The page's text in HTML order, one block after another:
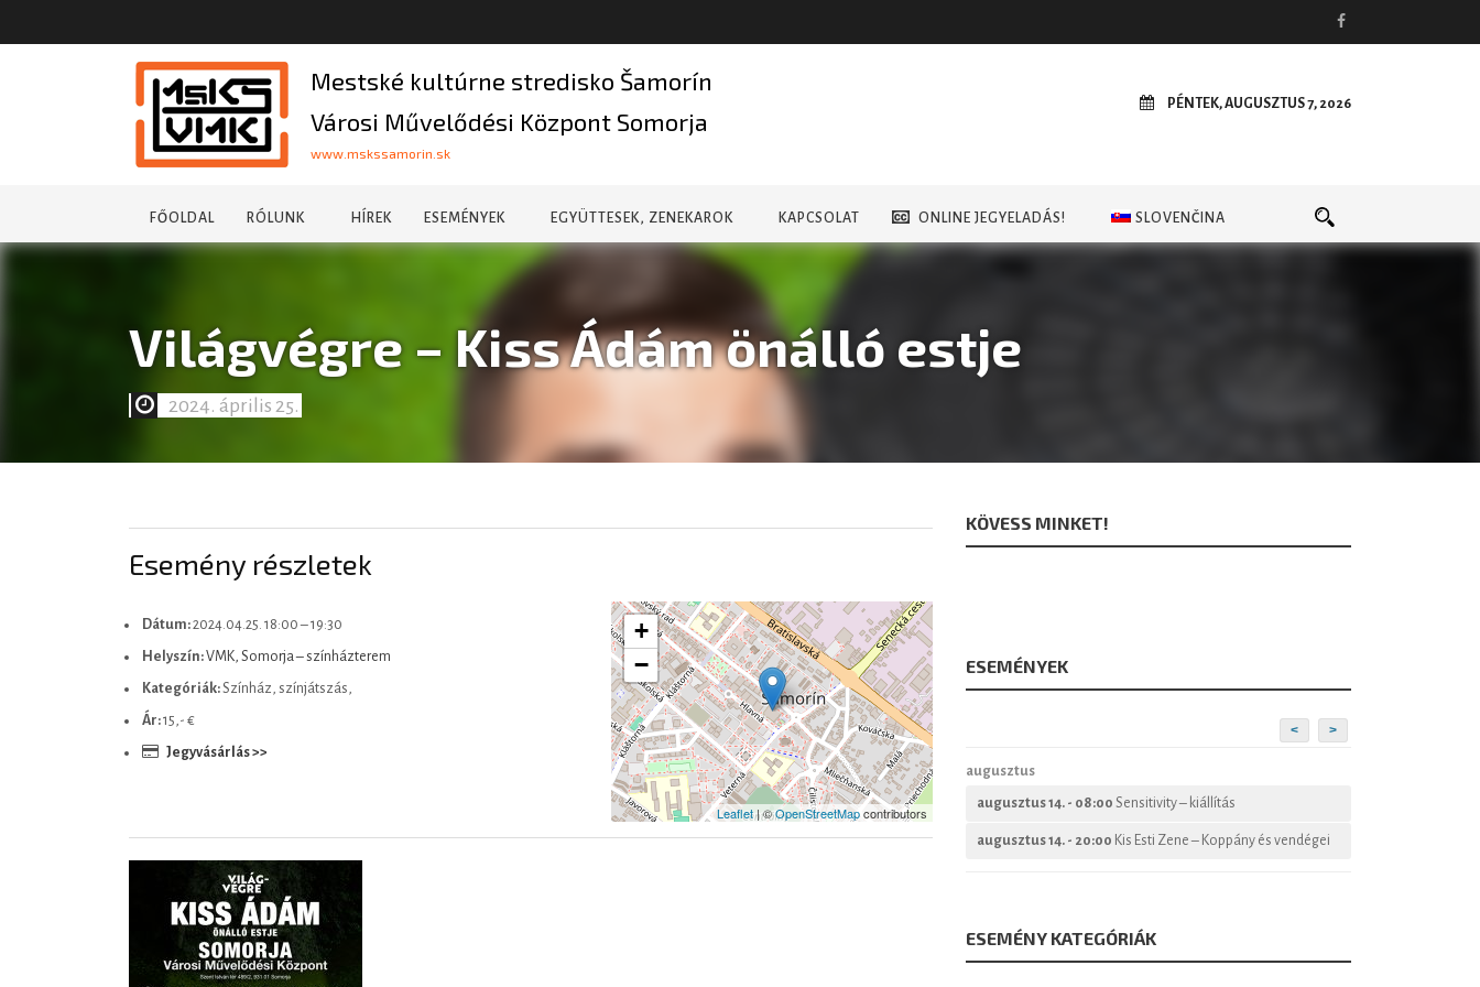
Mestské kultúrne stredisko Šamorín
Városi Művelődési Központ Somorja
www.mskssamorin.sk
PÉNTEK, AUGUSZTUS 7, 2026
FŐOLDAL RÓLUNK HÍREK ESEMÉNYEK EGYÜTTESEK, ZENEKAROK KAPCSOLAT ONLINE JEGYELADÁS! SLOVENČINA
Világvégre – Kiss Ádám önálló estje
2024. április 25.
Esemény részletek
Dátum:2024.04.25. 18:00–19:30
Helyszín:VMK, Somorja – színházterem
Kategóriák:Színház, színjátszás,
Ár:15,- €
Jegyvásárlás >>
+
−
Leaflet| ©OpenStreetMapcontributors
KÖVESS MINKET!
ESEMÉNYEK
< >
augusztus
augusztus 14. - 08:00 Sensitivity – kiállítás
augusztus 14. - 20:00 Kis Esti Zene – Koppány és vendégei
ESEMÉNY KATEGÓRIÁK